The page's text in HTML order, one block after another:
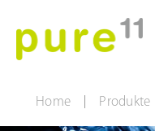
Home Produkte